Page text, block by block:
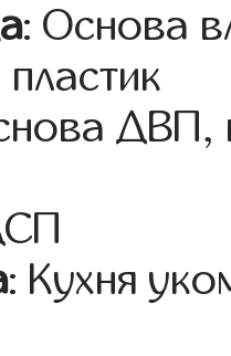
: Основа
ДВП,
: Кухня